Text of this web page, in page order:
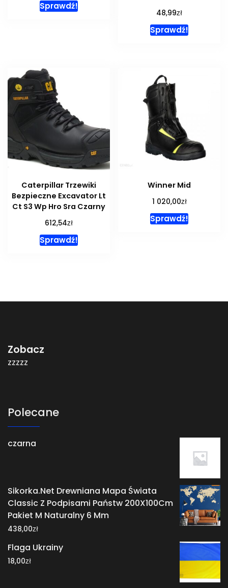
Sprawdź!
48,99zł
Sprawdź!
Caterpillar Trzewiki
Bezpieczne Excavator Lt
Ct S3 Wp Hro Sra Czarny
612,54zł
Sprawdź!
Winner Mid
1 020,00zł
Sprawdź!
Zobacz
zzzzz
Polecane
czarna
Sikorka.Net Drewniana Mapa Świata
Classic Z Podpisami Państw 200X100Cm
Pakiet M Naturalny 6 Mm
438,00zł
Flaga Ukrainy
18,00zł